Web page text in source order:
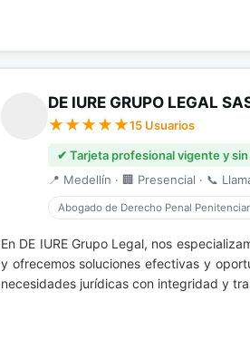
DE IURE GRUPO LEGAL
15 Usuarios
✔ Tarjeta profesional vigente y
📍 Medellín · 🏢 Presencial · 📞
Abogado de Derecho Penal
En DE IURE Grupo Legal, nos
y ofrecemos soluciones efectivas y
necesidades jurídicas con integridad y